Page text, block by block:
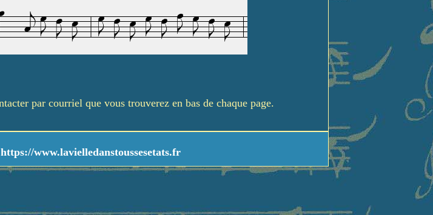
par courriel que vous trouverez en bas de chaque page.
https://www.lavielledanstoussesetats.fr